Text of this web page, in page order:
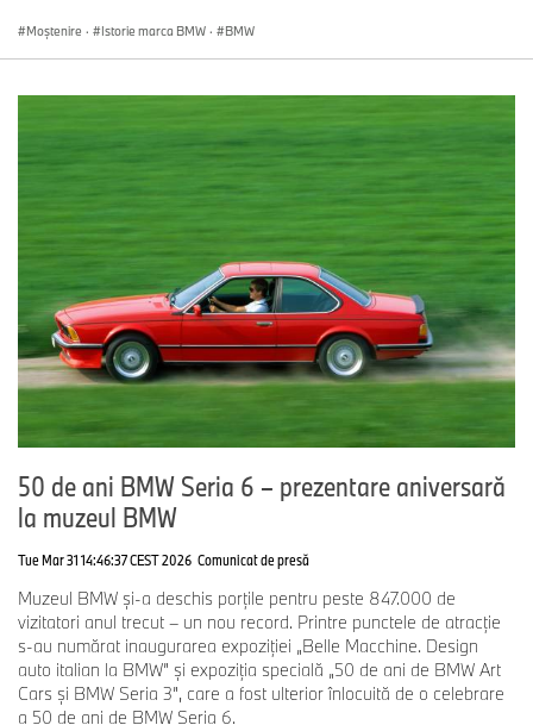
Moștenire · Istorie marca BMW · BMW
50 de ani BMW Seria 6 – prezentare aniversară
la muzeul BMW
Tue Mar 31 14:46:37 CEST 2026 Comunicat de presă
Muzeul BMW și-a deschis porțile pentru peste 847.000 de
vizitatori anul trecut – un nou record. Printre punctele de atracție
s-au numărat inaugurarea expoziției „Belle Macchine. Design
auto italian la BMW” și expoziția specială „50 de ani de BMW Art
Cars și BMW Seria 3”, care a fost ulterior înlocuită de o celebrare
a 50 de ani de BMW Seria 6.